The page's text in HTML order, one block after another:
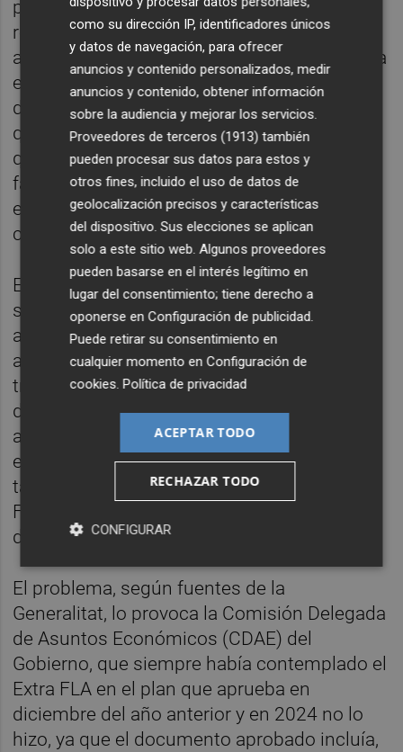
por la Dana-, equivalentes al 1,68% del PIB
regional. Esta es la cantidad a la que debería
ascender el FLA extraordinario, que se abona
en dos tramos, un 75% en julio y un 25% en
diciembre. Cabe destacar que no es dinero
que el Estado transfiera a la Generalitat sino
que la Conselleria de Hacienda envía las
facturas de sus acreedores al Ministerio y
este las abona hasta completar esa
cantidad.
El Consell lleva meses denunciando el
silencio del Gobierno respecto al Extra FLA,
aunque las fechas de aprobación de otros
años, teniendo en cuenta que el primer
tramo se paga en julio, muestra que estaría
dentro de los tiempos habituales para
aprobar dicha ayuda financiera a las CCAA:
en 2021 se aprobó el 25 de junio; en 2022
también se aprobó en junio; en 2023 el Extra
FLA se aprobó el 8 de mayo, y en 2024, el 6
de mayo.
El problema, según fuentes de la
Generalitat, lo provoca la Comisión Delegada
de Asuntos Económicos (CDAE) del
Gobierno, que siempre había contemplado el
Extra FLA en el plan que aprueba en
diciembre del año anterior y en 2024 no lo
hizo, ya que el documento aprobado incluía,
como su dirección IP, identificadores únicos
y datos de navegación, para ofrecer
anuncios y contenido personalizados, medir
anuncios y contenido, obtener información
sobre la audiencia y mejorar los servicios.
Proveedores de terceros (1913) también
pueden procesar sus datos para estos y
otros fines, incluido el uso de datos de
geolocalización precisos y características
del dispositivo. Sus elecciones se aplican
solo a este sitio web. Algunos proveedores
pueden basarse en el interés legítimo en
lugar del consentimiento; tiene derecho a
oponerse enConfiguración de publicidad
Puede retirar su consentimiento en
cualquier momento enConfiguración de
cookies .Política de privacidad
ACEPTAR TODO
RECHAZAR TODO
CONFIGURAR